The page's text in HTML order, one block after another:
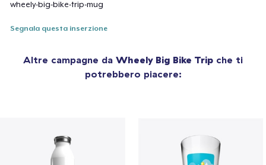
wheely-big-bike-trip-mug
Segnala questa inserzione
Altre campagne da Wheely Big Bike Trip che ti
potrebbero piacere: